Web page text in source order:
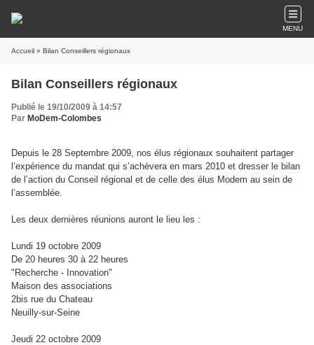
MENU
Accueil » Bilan Conseillers régionaux
Bilan Conseillers régionaux
Publié le 19/10/2009 à 14:57
Par MoDem-Colombes
Depuis le 28 Septembre 2009, nos élus régionaux souhaitent partager
l’expérience du mandat qui s’achèvera en mars 2010 et dresser le bilan
de l’action du Conseil régional et de celle des élus Modem au sein de
l’assemblée.
Les deux dernières réunions auront le lieu les :
Lundi 19 octobre 2009
De 20 heures 30 à 22 heures
"Recherche - Innovation"
Maison des associations
2bis rue du Chateau
Neuilly-sur-Seine
Jeudi 22 octobre 2009